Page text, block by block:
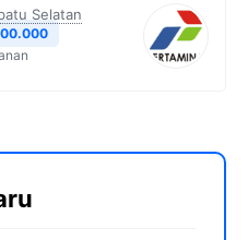
Selatan